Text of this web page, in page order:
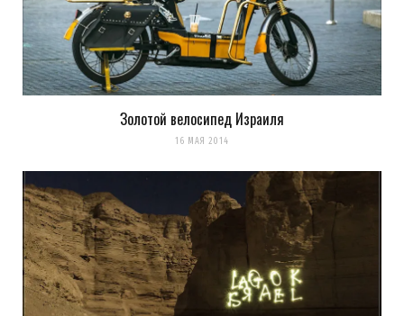
Золотой велосипед Израиля
16 МАЯ 2014